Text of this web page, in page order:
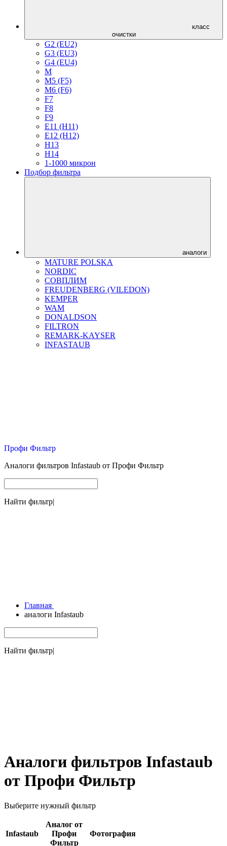
очистки
G2 (EU2)
G3 (EU3)
G4 (EU4)
M
M5 (F5)
M6 (F6)
F7
F8
F9
E11 (H11)
E12 (H12)
H13
H14
1-1000 микрон
Подбор фильтра
аналоги
MATURE POLSKA
NORDIC
СОВПЛИМ
FREUDENBERG (VILEDON)
KEMPER
WAM
DONALDSON
FILTRON
REMARK-KAYSER
INFASTAUB
Профи Фильтр
Аналоги фильтров Infastaub от Профи Фильтр
Найти фильтр|
Главная
аналоги Infastaub
Найти фильтр|
Аналоги фильтров Infastaub
от Профи Фильтр
Выберите нужный фильтр
Infastaub
Аналог от
Профи
Фильтр
Фотография